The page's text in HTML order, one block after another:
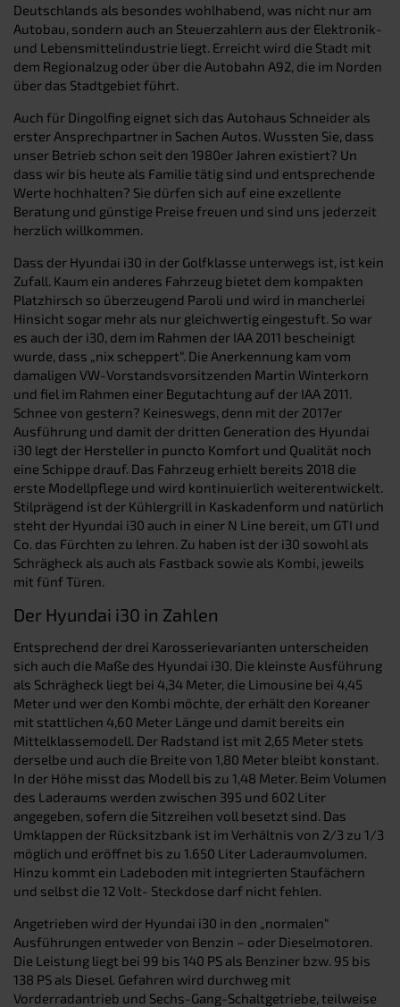
Deutschlands als besondes wohlhabend, was nicht nur am
Autobau, sondern auch an Steuerzahlern aus der Elektronik-
und Lebensmittelindustrie liegt. Erreicht wird die Stadt mit
dem Regionalzug oder über die Autobahn A92, die im Norden
über das Stadtgebiet führt.
Auch für Dingolfing eignet sich das Autohaus Schneider als
erster Ansprechpartner in Sachen Autos. Wussten Sie, dass
unser Betrieb schon seit den 1980er Jahren existiert? Un
dass wir bis heute als Familie tätig sind und entsprechende
Werte hochhalten? Sie dürfen sich auf eine exzellente
Beratung und günstige Preise freuen und sind uns jederzeit
herzlich willkommen.
Dass der Hyundai i30 in der Golfklasse unterwegs ist, ist kein
Zufall. Kaum ein anderes Fahrzeug bietet dem kompakten
Platzhirsch so überzeugend Paroli und wird in mancherlei
Hinsicht sogar mehr als nur gleichwertig eingestuft. So war
es auch der i30, dem im Rahmen der IAA 2011 bescheinigt
wurde, dass „nix scheppert“. Die Anerkennung kam vom
damaligen VW-Vorstandsvorsitzenden Martin Winterkorn
und fiel im Rahmen einer Begutachtung auf der IAA 2011.
Schnee von gestern? Keineswegs, denn mit der 2017er
Ausführung und damit der dritten Generation des Hyundai
i30 legt der Hersteller in puncto Komfort und Qualität noch
eine Schippe drauf. Das Fahrzeug erhielt bereits 2018 die
erste Modellpflege und wird kontinuierlich weiterentwickelt.
Stilprägend ist der Kühlergrill in Kaskadenform und natürlich
steht der Hyundai i30 auch in einer N Line bereit, um GTI und
Co. das Fürchten zu lehren. Zu haben ist der i30 sowohl als
Schrägheck als auch als Fastback sowie als Kombi, jeweils
mit fünf Türen.
Der Hyundai i30 in Zahlen
Entsprechend der drei Karosserievarianten unterscheiden
sich auch die Maße des Hyundai i30. Die kleinste Ausführung
als Schrägheck liegt bei 4,34 Meter, die Limousine bei 4,45
Meter und wer den Kombi möchte, der erhält den Koreaner
mit stattlichen 4,60 Meter Länge und damit bereits ein
Mittelklassemodell. Der Radstand ist mit 2,65 Meter stets
derselbe und auch die Breite von 1,80 Meter bleibt konstant.
In der Höhe misst das Modell bis zu 1,48 Meter. Beim Volumen
des Laderaums werden zwischen 395 und 602 Liter
angegeben, sofern die Sitzreihen voll besetzt sind. Das
Umklappen der Rücksitzbank ist im Verhältnis von 2/3 zu 1/3
möglich und eröffnet bis zu 1.650 Liter Laderaumvolumen.
Hinzu kommt ein Ladeboden mit integrierten Staufächern
und selbst die 12 Volt- Steckdose darf nicht fehlen.
Angetrieben wird der Hyundai i30 in den „normalen“
Ausführungen entweder von Benzin – oder Dieselmotoren.
Die Leistung liegt bei 99 bis 140 PS als Benziner bzw. 95 bis
138 PS als Diesel. Gefahren wird durchweg mit
Vorderradantrieb und Sechs-Gang-Schaltgetriebe, teilweise